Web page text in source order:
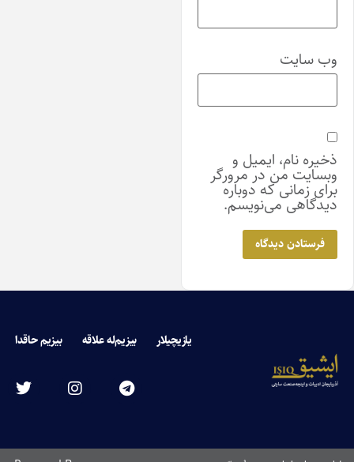
سایت
نام، ایمیل و
من در مرورگر
زمانی که دوباره
می‌نویسم.
یازیچیلار بیزیم‌له علاقه بیزیم حاقدا